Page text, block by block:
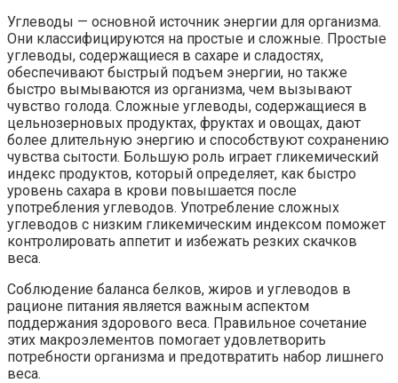
Углеводы — основной источник энергии для организма.
Они классифицируются на простые и сложные. Простые
углеводы, содержащиеся в сахаре и сладостях,
обеспечивают быстрый подъем энергии, но также
быстро вымываются из организма, чем вызывают
чувство голода. Сложные углеводы, содержащиеся в
цельнозерновых продуктах, фруктах и овощах, дают
более длительную энергию и способствуют сохранению
чувства сытости. Большую роль играет гликемический
индекс продуктов, который определяет, как быстро
уровень сахара в крови повышается после
употребления углеводов. Употребление сложных
углеводов с низким гликемическим индексом поможет
контролировать аппетит и избежать резких скачков
веса.
Соблюдение баланса белков, жиров и углеводов в
рационе питания является важным аспектом
поддержания здорового веса. Правильное сочетание
этих макроэлементов помогает удовлетворить
потребности организма и предотвратить набор лишнего
веса.